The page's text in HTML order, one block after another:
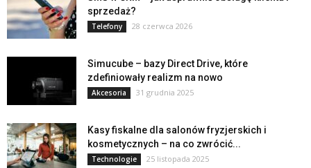
sprzedaż?
Telefony 28 czerwca 2026
Simucube – bazy Direct Drive, które
zdefiniowały realizm na nowo
Akcesoria 31 grudnia 2025
Kasy fiskalne dla salonów fryzjerskich i
kosmetycznych – na co zwrócić...
Technologie 25 listopada 2025